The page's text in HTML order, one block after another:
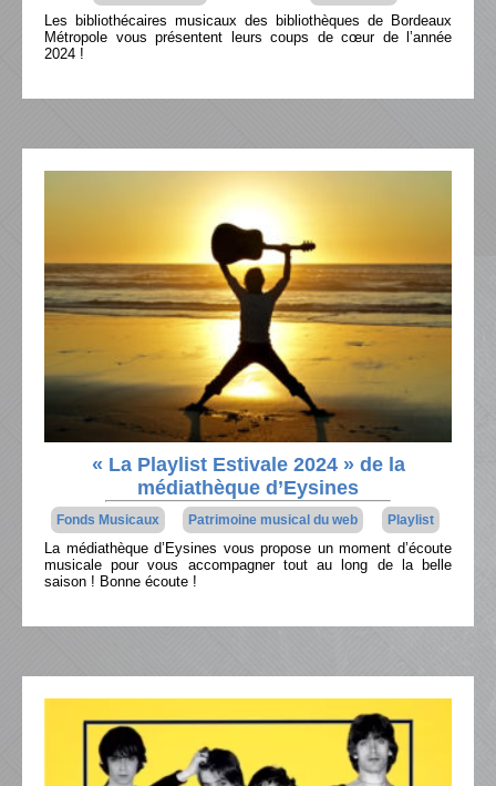
Les bibliothécaires musicaux des bibliothèques de Bordeaux
Métropole vous présentent leurs coups de cœur de l’année
2024 !
« La Playlist Estivale 2024 » de la
médiathèque d’Eysines
Fonds Musicaux Patrimoine musical du web Playlist
La médiathèque d’Eysines vous propose un moment d’écoute
musicale pour vous accompagner tout au long de la belle
saison ! Bonne écoute !